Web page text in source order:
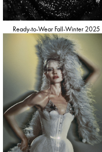
Ready-to-Wear Fall-Winter 2025